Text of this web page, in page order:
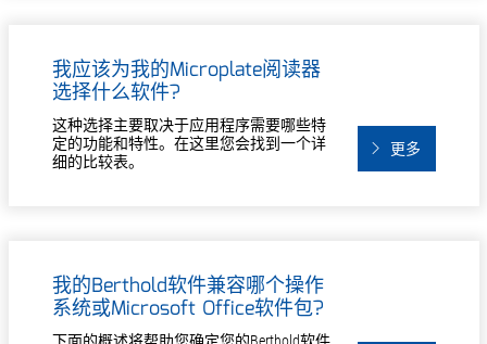
我应该为我的Microplate阅读器
选择什么软件?
这种选择主要取决于应用程序需要哪些特
定的功能和特性。在这里您会找到一个详
细的比较表。
更多
我的Berthold软件兼容哪个操作
系统或Microsoft Office软件包?
下面的概述将帮助您确定您的Berthold软件